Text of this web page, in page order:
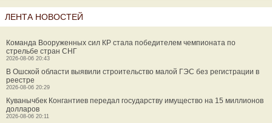
ЛЕНТА НОВОСТЕЙ
Команда Вооруженных сил КР стала победителем чемпионата по
стрельбе стран СНГ
2026-08-06 20:43
В Ошской области выявили строительство малой ГЭС без регистрации в
реестре
2026-08-06 20:29
Куванычбек Конгантиев передал государству имущество на 15 миллионов
долларов
2026-08-06 20:11